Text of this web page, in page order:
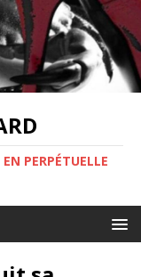
PERPÉTUELLE